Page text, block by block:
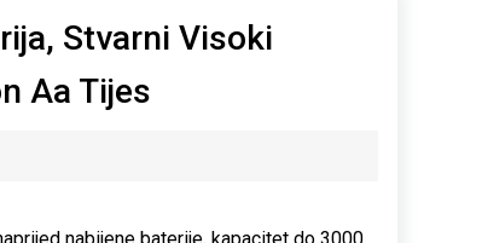
Stvarni Visoki
Aa Tijes